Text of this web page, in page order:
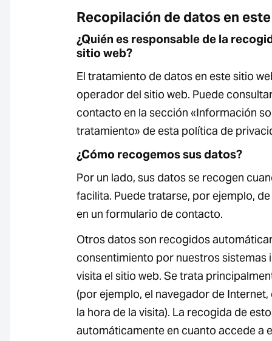
Recopilación de datos en
¿Quién es responsable de la
sitio web?
El tratamiento de datos en este sitio
operador del sitio web. Puede
contacto en la sección «Información
tratamiento» de esta política de
¿Cómo recogemos sus datos?
Por un lado, sus datos se recogen
facilita. Puede tratarse, por ejemplo,
en un formulario de contacto.
Otros datos son recogidos
consentimiento por nuestros
visita el sitio web. Se trata
(por ejemplo, el navegador de
la hora de la visita). La recogida de
automáticamente en cuanto accede a